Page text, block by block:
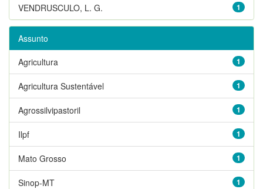
1
VENDRUSCULO, L. G.
Assunto
1
Agricultura
1
Agricultura Sustentável
1
Agrossilvipastoril
1
Ilpf
1
Mato Grosso
1
Sinop-MT